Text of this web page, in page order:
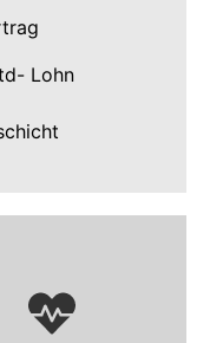
Lohn